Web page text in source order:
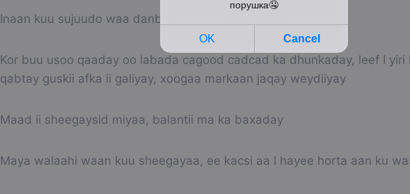
Inaan kuu sujuudo waa danbi eek or u soo qaad ban iri
Kor buu usoo qaaday oo labada cagood cadcad ka dhunkaday, leef I yiri
qabtay guskii afka ii galiyay, xoogaa markaan jaqay weydiiyay
Maad ii sheegaysid miyaa, balantii ma ka baxaday
Maya walaahi waan kuu sheegayaa, ee kacsi aa I hayee horta aan ku